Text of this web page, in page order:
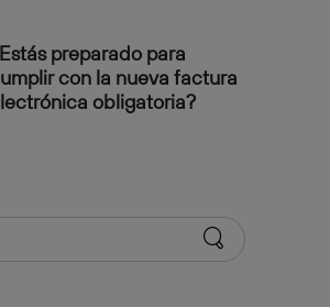
preparado para
con la nueva factura
obligatoria?